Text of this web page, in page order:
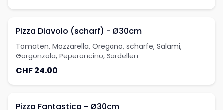
Pizza Diavolo (scharf) - Ø30cm
Tomaten, Mozzarella, Oregano, scharfe, Salami,
Gorgonzola, Peperoncino, Sardellen
CHF 24.00
Pizza Fantastica - Ø30cm